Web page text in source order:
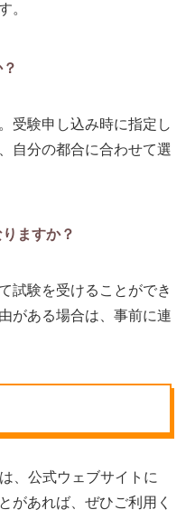
。
受験申し込み時に指定し
自分の都合に合わせて選
ますか？
試験を受けることができ
がある場合は、事前に連
、公式ウェブサイトに
があれば、ぜひご利用く